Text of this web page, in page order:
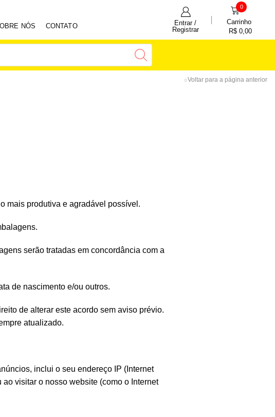
NÓS CONTATO
Entrar /
Registrar
0
Carrinho
R$0,00
Voltar para a página anterior
mais produtiva e agradável possível.
serão tratadas em concordância com a
de nascimento e/ou outros.
de alterar este acordo sem aviso prévio.
atualizado.
inclui o seu endereço IP (Internet
visitar o nosso website (como o Internet